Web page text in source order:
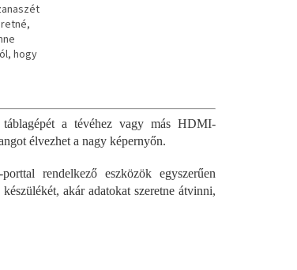
hogy
a tévéhez vagy más HDMI-
élvezhet a nagy képernyőn.
rendelkező eszközök egyszerűen
akár adatokat szeretne átvinni,